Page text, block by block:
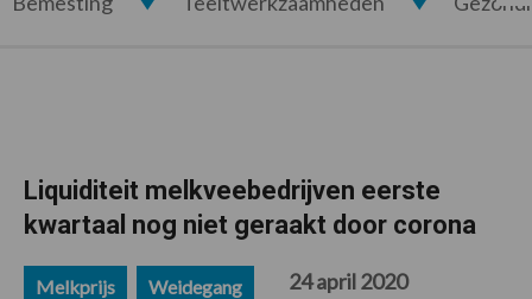
Liquiditeit melkveebedrijven eerste
kwartaal nog niet geraakt door corona
Melkprijs Weidegang 24 april 2020